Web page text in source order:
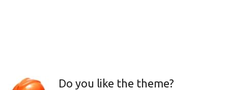
Do you like the theme?